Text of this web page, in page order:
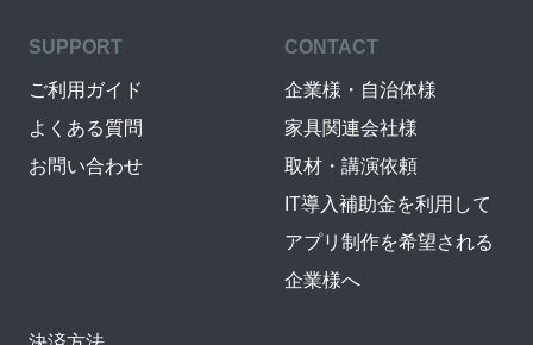
SUPPORT
ご利用ガイド
よくある質問
お問い合わせ
CONTACT
企業様・自治体様
家具関連会社様
取材・講演依頼
IT導入補助金を利用して
アプリ制作を希望される
企業様へ